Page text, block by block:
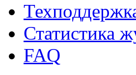
Статистика
FAQ